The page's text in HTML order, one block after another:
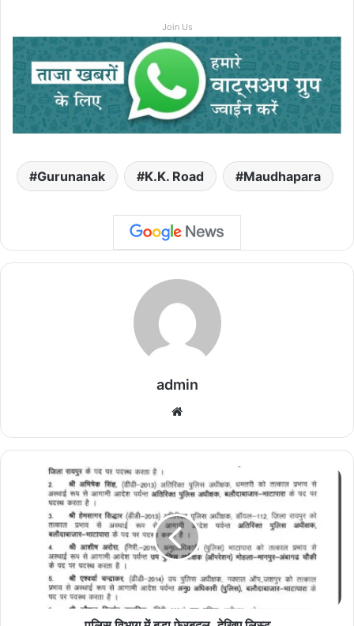
Join Us
Gurunanak K.K. Road Maudhapara
admin
te